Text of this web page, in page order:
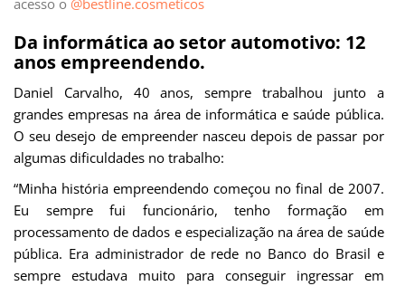
acesso o @bestline.cosmeticos
Da informática ao setor automotivo: 12
anos empreendendo.
Daniel Carvalho, 40 anos, sempre trabalhou junto a
grandes empresas na área de informática e saúde pública.
O seu desejo de empreender nasceu depois de passar por
algumas dificuldades no trabalho:
“Minha história empreendendo começou no final de 2007.
Eu sempre fui funcionário, tenho formação em
processamento de dados e especialização na área de saúde
pública. Era administrador de rede no Banco do Brasil e
sempre estudava muito para conseguir ingressar em